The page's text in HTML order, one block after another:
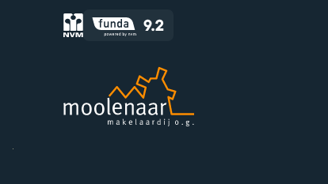
Moolenaar logo